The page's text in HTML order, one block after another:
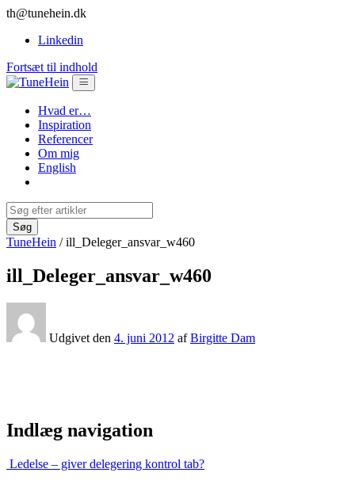
th@tunehein.dk
Linkedin
Fortsæt til indhold
Hvad er…
Inspiration
Referencer
Om mig
English
TuneHein /ill_Deleger_ansvar_w460
ill_Deleger_ansvar_w460
Udgivet den 4. juni 2012 af Birgitte Dam
Indlæg navigation
Ledelse – giver delegering kontrol tab?